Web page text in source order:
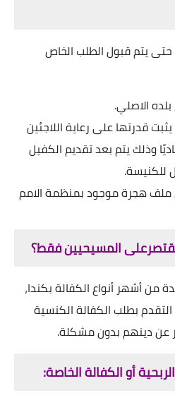
حتى يتم قبول الطلب الخاص
بلده اﻻصلي.
قدرتها على رعاية اللاجئين
وذلك يتم بعد تقديم الكفيل
للكنيسة.
ملف هجرة موجود بمنظمة اﻻمم
المسيحيين فقط؟
من أشهر أنواع الكفالة بكندا،
بطلب الكفالة الكنسية
عن دينهم بدون مشكلة.
أو الكفالة الخاصة: